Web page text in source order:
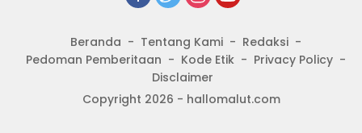
Beranda Tentang Kami
Redaksi
Pedoman Pemberitaan
Kode Etik
Privacy Policy
Disclaimer
Copyright 2026 - hallomalut.com